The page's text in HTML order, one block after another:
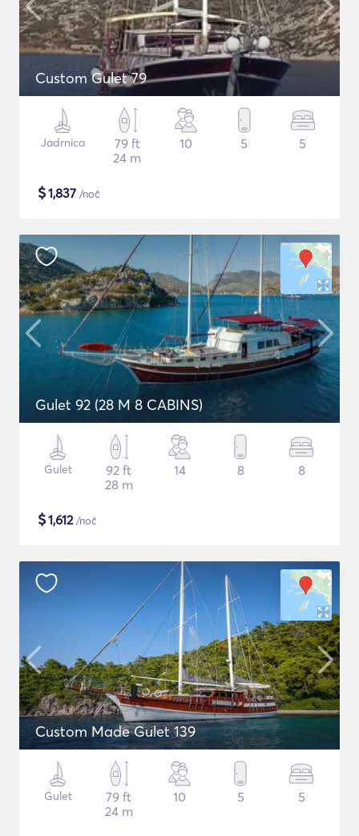
Custom Gulet 79
Jadrnica
79 ft
24 m
10 5 5
$1,837 /noč
Gulet 92 (28 M 8 CABINS)
Gulet
92 ft
28 m
14 8 8
$1,612/noč
Custom Made Gulet 139
Gulet
79 ft
24 m
10 5 5